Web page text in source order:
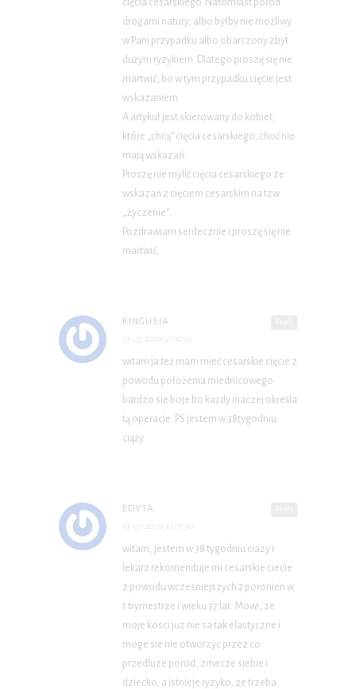
drogami natury, albo byłby nie możliwy
w Pani przypadku albo obarczony zbyt
dużym ryzykiem. Dlatego proszę się nie
martwić, bo w tym przypadku cięcie jest
wskazaniem.
A artykuł jest skierowany do kobiet,
które „chcą” cięcia cesarskiego, choć nie
mają wskazań.
Proszę nie mylić cięcia cesarskiego ze
wskazań z cięciem cesarskim na tzw.
„życzenie”.
Pozdrawiam serdecznie i proszę się nie
martwić.
KINGUSIA
witam ja też mam mieć cesarskie cięcie z
powodu położenia miednicowego
bardzo sie boje bo każdy inaczej określa
tą operacje. PS.jestem w 38tygodniu
ciąży
EDYTA
witam, jestem w 38 tygodniu ciazy i
lekarz rekomenduje mi cesarskie ciecie
z powodu wczesniejszych 2 poronien w
1 trymestrze i wieku 37 lat. Mowi, ze
moje kosci juz nie sa tak elastyczne i
moge sie nie otworzyc przez co
przedluze porod, zmecze siebie i
dziecko, a istnieje ryzyko, ze trzeba